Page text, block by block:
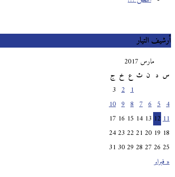
أرشيف التيار
مارس 2017
س د ن ث ع خ ج
« فبراير
1
2
3
4
5
6
7
8
9
10
11
12
13
14
15
16
17
18
19
20
21
22
23
24
25
26
27
28
29
30
31